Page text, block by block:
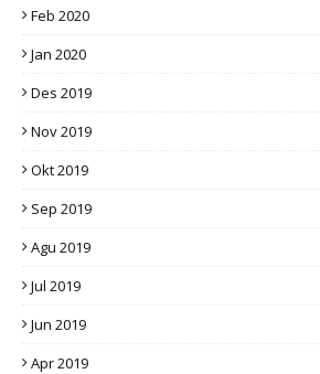
Feb 2020
Jan 2020
Des 2019
Nov 2019
Okt 2019
Sep 2019
Agu 2019
Jul 2019
Jun 2019
Apr 2019